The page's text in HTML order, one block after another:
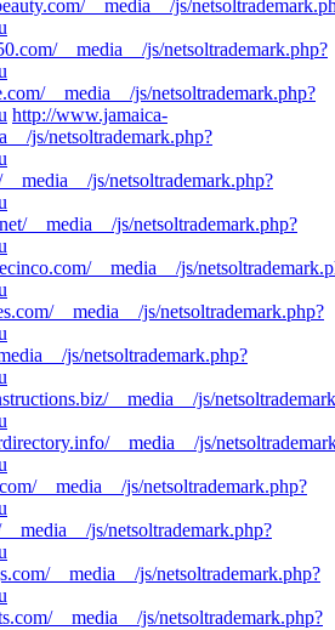
__media__/js/
__media__/js/netsoltrademark.php?
__media__/js/netsoltrademark.php?
http://www.jamaica-
js/netsoltrademark.php?
js/netsoltrademark.php?
__media__/js/netsoltrademark.php?
__media__/js/
__media__/js/netsoltrademark.php?
js/netsoltrademark.php?
__media__/js/
__media__/js/
__media__/js/netsoltrademark.php?
js/netsoltrademark.php?
__media__/js/netsoltrademark.php?
__media__/js/netsoltrademark.php?